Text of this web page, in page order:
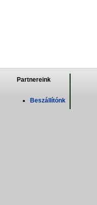
Partnereink
Beszállítónk